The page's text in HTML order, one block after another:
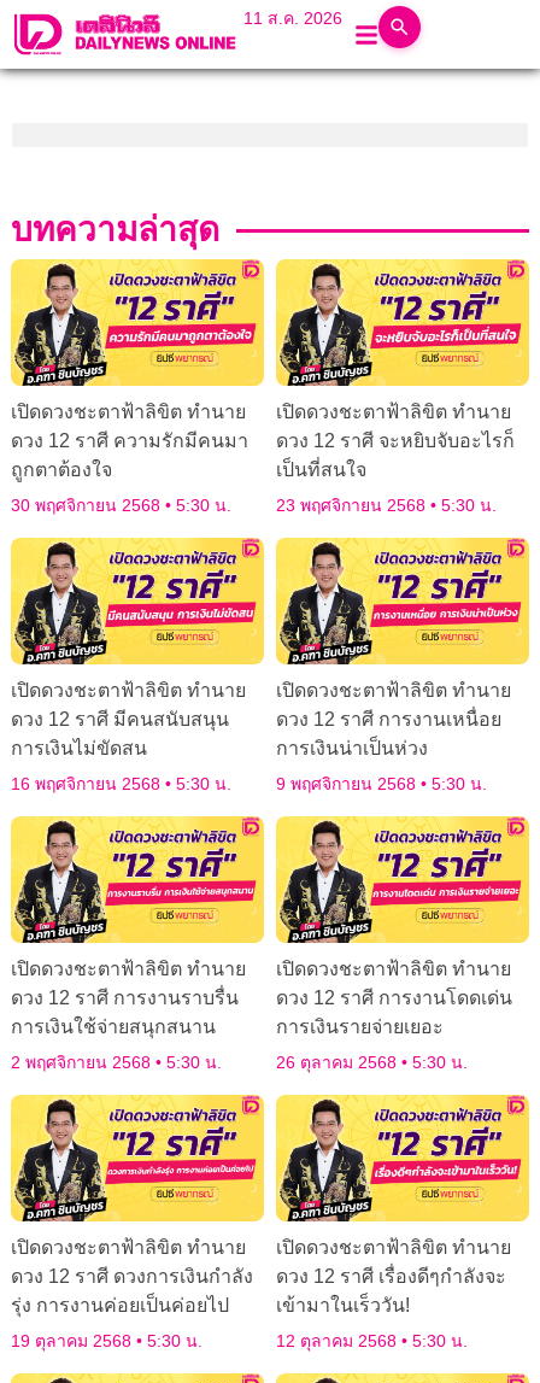
11 ส.ค. 2026
บทความล่าสุด
เปิดดวงชะตาฟ้าลิขิต ทำนาย
ดวง 12 ราศี ความรักมีคนมา
ถูกตาต้องใจ
30 พฤศจิกายน 2568 5:30 น.
เปิดดวงชะตาฟ้าลิขิต ทำนาย
ดวง 12 ราศี จะหยิบจับอะไรก็
เป็นที่สนใจ
23 พฤศจิกายน 2568 5:30 น.
เปิดดวงชะตาฟ้าลิขิต ทำนาย
ดวง 12 ราศี มีคนสนับสนุน
การเงินไม่ขัดสน
16 พฤศจิกายน 2568 5:30 น.
เปิดดวงชะตาฟ้าลิขิต ทำนาย
ดวง 12 ราศี การงานเหนื่อย
การเงินน่าเป็นห่วง
9 พฤศจิกายน 2568 5:30 น.
เปิดดวงชะตาฟ้าลิขิต ทำนาย
ดวง 12 ราศี การงานราบรื่น
การเงินใช้จ่ายสนุกสนาน
2 พฤศจิกายน 2568 5:30 น.
เปิดดวงชะตาฟ้าลิขิต ทำนาย
ดวง 12 ราศี การงานโดดเด่น
การเงินรายจ่ายเยอะ
26 ตุลาคม 2568 5:30 น.
เปิดดวงชะตาฟ้าลิขิต ทำนาย
ดวง 12 ราศี ดวงการเงินกำลัง
รุ่ง การงานค่อยเป็นค่อยไป
19 ตุลาคม 2568 5:30 น.
เปิดดวงชะตาฟ้าลิขิต ทำนาย
ดวง 12 ราศี เรื่องดีๆกำลังจะ
เข้ามาในเร็ววัน!
12 ตุลาคม 2568 5:30 น.